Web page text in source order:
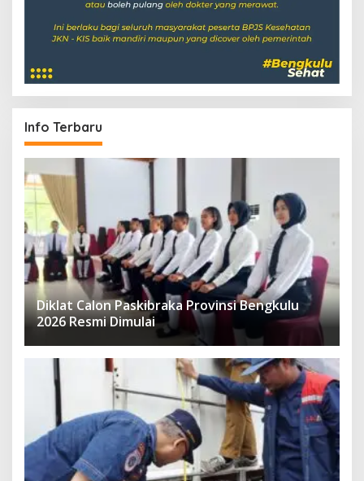
Info Terbaru
Diklat Calon Paskibraka Provinsi Bengkulu
2026 Resmi Dimulai